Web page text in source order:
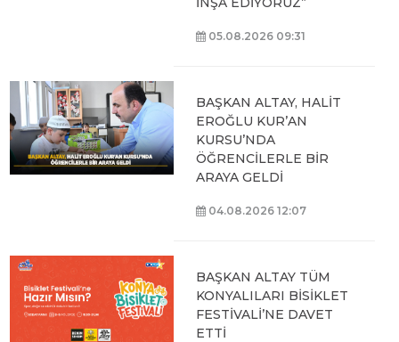
05.08.2026 09:31
BAŞKAN ALTAY, HALİT
EROĞLU KUR’AN
KURSU’NDA
ÖĞRENCİLERLE BİR
ARAYA GELDİ
04.08.2026 12:07
BAŞKAN ALTAY TÜM
KONYALILARI BİSİKLET
FESTİVALİ’NE DAVET
ETTİ